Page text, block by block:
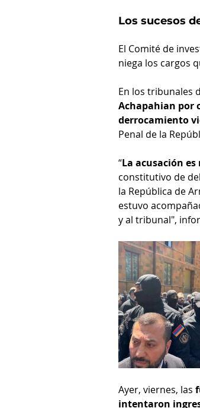
Los sucesos
El Comité de
niega los cargos
En los tribunales
Achapahian por
derrocamiento
Penal de la
“La acusación
constitutivo de
la República de
estuvo
y al tribunal",
Ayer, viernes, las
intentaron